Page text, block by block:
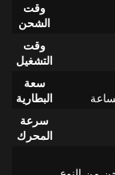
وقت
الشحن
وقت
التشغيل
سعة
البطارية
سرعة
المحرك